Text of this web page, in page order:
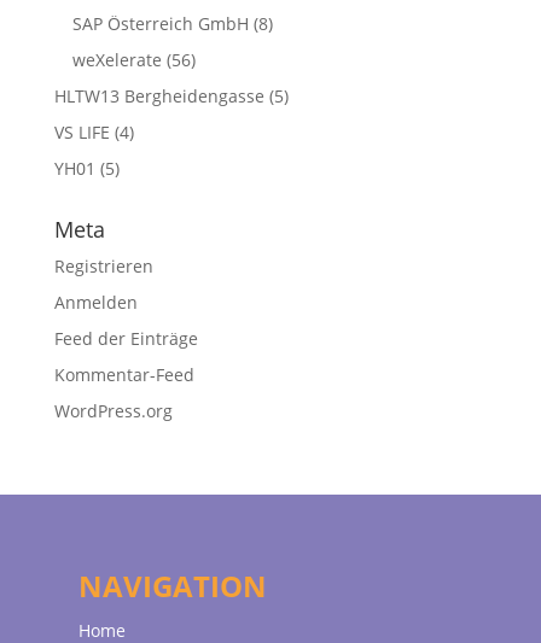
SAP Österreich GmbH (8)
weXelerate (56)
HLTW13 Bergheidengasse (5)
VS LIFE (4)
YH01 (5)
Meta
Registrieren
Anmelden
Feed der Einträge
Kommentar-Feed
WordPress.org
NAVIGATION
Home